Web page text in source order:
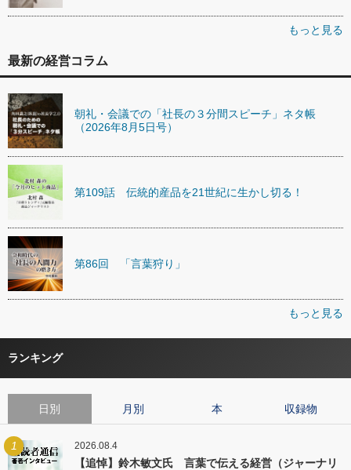
もっと見る
最新の経営コラム
朝礼・会議での「社長の３分間スピーチ」ネタ帳
（2026年8月5日号）
第109話 伝統的産品を21世紀に生かし切る！
第86回 「言葉狩り」
もっと見る
ランキング
日別 月別 本 収録物
1 2026.08.4
【追悼】鈴木敏文氏 言葉で伝える経営（ジャーナリ